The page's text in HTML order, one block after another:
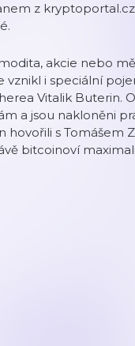
z
akcie nebo
i speciální
Vitalik Buterin.
a jsou nakloněni
hovořili s Tomášem
bitcoinoví